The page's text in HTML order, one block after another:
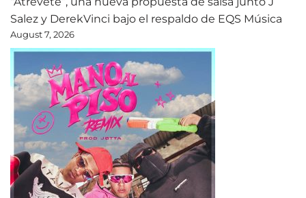
Salez y DerekVinci bajo el respaldo de EQS Música
August 7, 2026